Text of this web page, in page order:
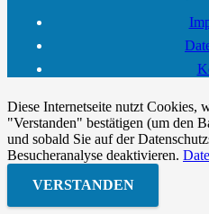
Diese Internetseite nutzt Cookies,
"Verstanden" bestätigen (um den
und sobald Sie auf der
Besucheranalyse deaktivieren.
VERSTANDEN